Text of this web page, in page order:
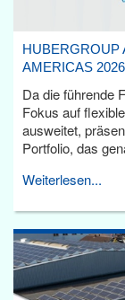
HUBERGROUP
AMERICAS
Da die führende
Fokus auf
ausweitet,
Portfolio, das
Weiterlesen...